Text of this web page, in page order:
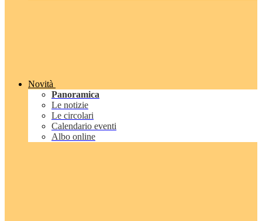
Novità
Panoramica
Le notizie
Le circolari
Calendario eventi
Albo online